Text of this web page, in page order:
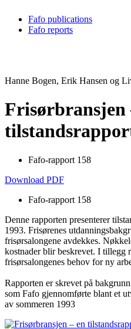
Fafo publications
Fafo reports
Hanne Bogen, Erik Hansen og
Frisørbransjen
Fafo-rapport 158
Download PDF
Fafo-rapport 158
Denne rapporten presenterer
1993. Frisørenes
frisørsalongene avdekkes.
kostnader blir beskrevet. I tillegg
frisørsalongenes behov for ny
Rapporten er skrevet på
som Fafo gjennomførte blant et
av sommeren 1993